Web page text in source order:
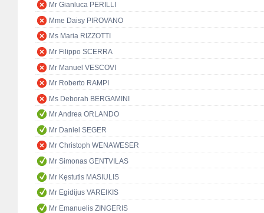
Mr Gianluca PERILLI
Mme Daisy PIROVANO
Ms Maria RIZZOTTI
Mr Filippo SCERRA
Mr Manuel VESCOVI
Mr Roberto RAMPI
Ms Deborah BERGAMINI
Mr Andrea ORLANDO
Mr Daniel SEGER
Mr Christoph WENAWESER
Mr Simonas GENTVILAS
Mr Kęstutis MASIULIS
Mr Egidijus VAREIKIS
Mr Emanuelis ZINGERIS